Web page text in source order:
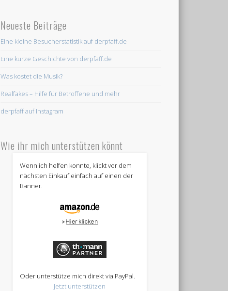
Neueste Beiträge
Eine kleine Besucherstatistik auf derpfaff.de
Eine kurze Geschichte von derpfaff.de
Was kostet die Musik?
Realfakes – Hilfe für Betroffene und mehr
derpfaff auf Instagram
Wie ihr mich unterstützen könnt
Wenn ich helfen konnte, klickt vor dem
nächsten Einkauf einfach auf einen der
Banner.
Oder unterstütze mich direkt via PayPal.
Jetzt unterstützen